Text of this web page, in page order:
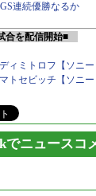
連続優勝なるか
合を配信開始■
ィミトロフ【ソニ
トセビッチ【ソニ
でニュースコ